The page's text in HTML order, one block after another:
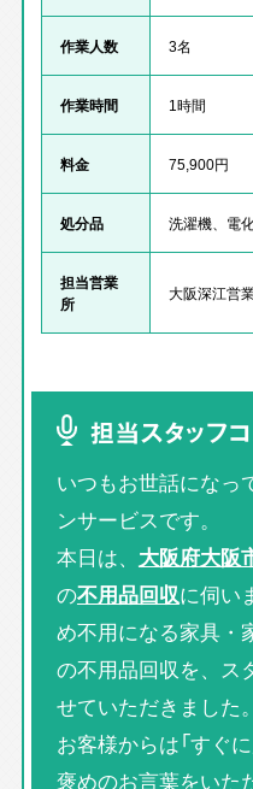
作業人数 3名
作業時間 1時間
料金 75,900円
処分品 洗濯機、電
担当営業
所
大阪深江営
担当スタッフ
いつもお世話になっ
ンサービスです。
本日は、 大阪府大阪
の不用品回収に伺い
め不用になる家具・
の不用品回収を、ス
せていただきました。
お客様からは「すぐ
褒めのお言葉をいた